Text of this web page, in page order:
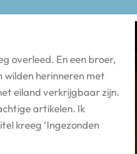
overleed. En een broer,
wilden herinneren met
eiland verkrijgbaar zijn.
artikelen. Ik
kreeg ‘Ingezonden